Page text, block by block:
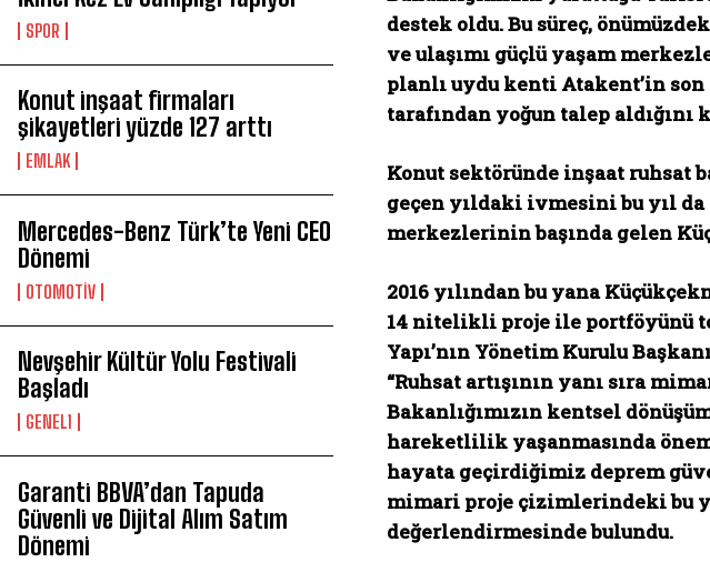
SPOR
Konut inşaat firmaları
şikayetleri yüzde 127 arttı
EMLAK
Mercedes-Benz Türk’te Yeni CEO
Dönemi
OTOMOTİV
Nevşehir Kültür Yolu Festivali
Başladı
GENEL1
Garanti BBVA’dan Tapuda
Güvenli ve Dijital Alım Satım
Dönemi
destek oldu. Bu süreç,
ve ulaşımı güçlü yaşam
planlı uydu kenti Atakent’in son
tarafından yoğun talep aldığını
Konut sektöründe inşaat ruhsat
geçen yıldaki ivmesini bu yıl
merkezlerinin başında gelen
2016 yılından bu yana
14 nitelikli proje ile portföyünü
Yapı’nın Yönetim Kurulu
“Ruhsat artışının yanı sıra
Bakanlığımızın kentsel
hareketlilik yaşanmasında
hayata geçirdiğimiz deprem
mimari proje çizimlerindeki bu
değerlendirmesinde bulundu.